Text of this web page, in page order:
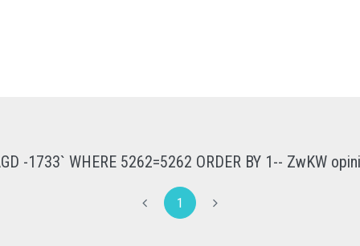
-1733` WHERE 5262=5262 ORDER BY 1-- ZwKW
1